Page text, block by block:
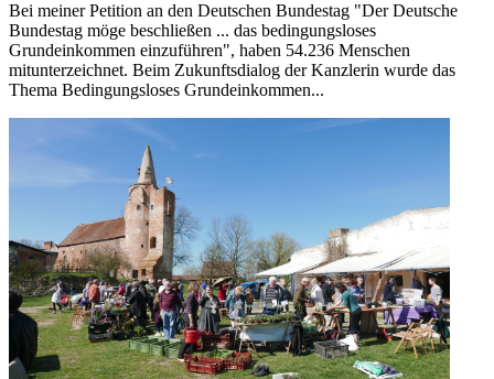
Bei meiner Petition an den Deutschen Bundestag "Der Deutsche
Bundestag möge beschließen ... das bedingungsloses
Grundeinkommen einzuführen", haben 54.236 Menschen
mitunterzeichnet. Beim Zukunftsdialog der Kanzlerin wurde das
Thema Bedingungsloses Grundeinkommen...